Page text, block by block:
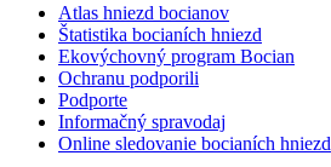
Atlas hniezd bocianov
Štatistika bocianích hniezd
Ekovýchovný program Bocian
Ochranu podporili
Podporte
Informačný spravodaj
Online sledovanie bocianích hniezd